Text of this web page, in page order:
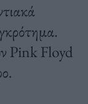
Pink Floyd